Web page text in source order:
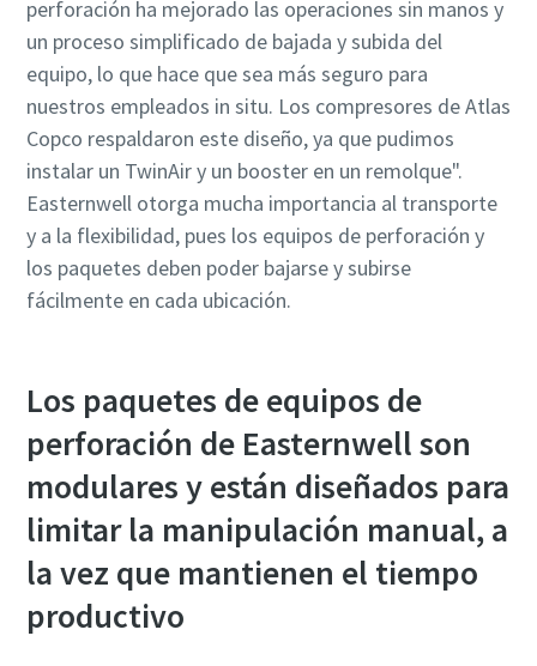
perforación ha mejorado las operaciones sin manos y
un proceso simplificado de bajada y subida del
equipo, lo que hace que sea más seguro para
nuestros empleados in situ. Los compresores de Atlas
Copco respaldaron este diseño, ya que pudimos
instalar un TwinAir y un booster en un remolque".
Easternwell otorga mucha importancia al transporte
y a la flexibilidad, pues los equipos de perforación y
los paquetes deben poder bajarse y subirse
fácilmente en cada ubicación.
Los paquetes de equipos de
perforación de Easternwell son
modulares y están diseñados para
limitar la manipulación manual, a
la vez que mantienen el tiempo
productivo